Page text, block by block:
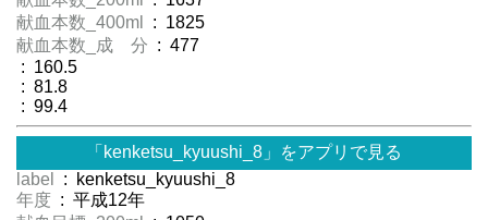
献血本数_400ml
: 1825
献血本数_成 分 : 477
: 160.5
: 81.8
: 99.4
「kenketsu_kyuushi_8」をアプリで見る
label
: kenketsu_kyuushi_8
年度 : 平成12年